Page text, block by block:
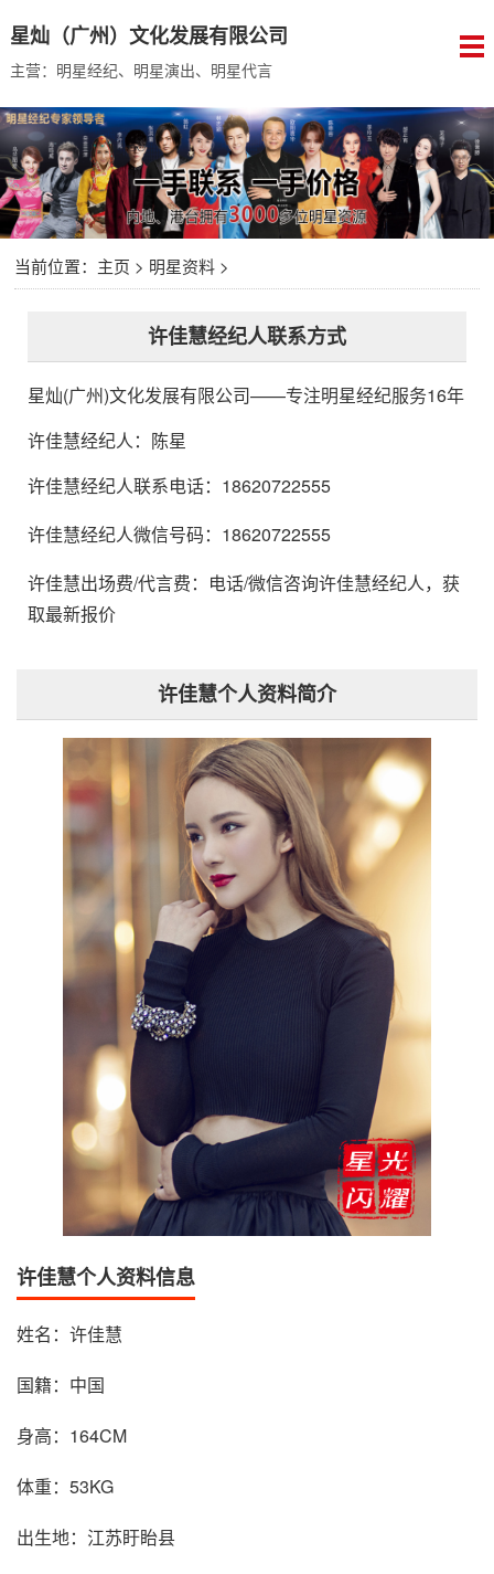
星灿（广州）文化发展有限公司
主营：明星经纪、明星演出、明星代言
当前位置： 主页 > 明星资料>
许佳慧经纪人联系方式
星灿(广州)文化发展有限公司——专注明星经纪服务16年
许佳慧经纪人： 陈星
许佳慧经纪人联系电话：18620722555
许佳慧经纪人微信号码：18620722555
许佳慧出场费/代言费：电话/微信咨询许佳慧经纪人，获
取最新报价
许佳慧个人资料简介
许佳慧个人资料信息
姓名：许佳慧
国籍：中国
身高：164CM
体重：53KG
出生地：江苏盱眙县